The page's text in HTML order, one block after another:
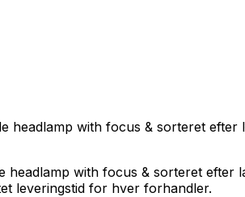
headlamp with focus & sorteret
with focus & sorteret efter
leveringstid for hver forhandler.